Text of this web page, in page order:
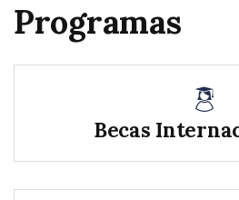
Programas
Becas